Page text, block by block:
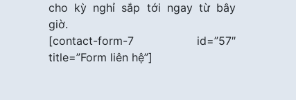
cho kỳ nghỉ sắp tới ngay từ bây
giờ.
[contact-form-7 id=”57″
title=”Form liên hệ”]